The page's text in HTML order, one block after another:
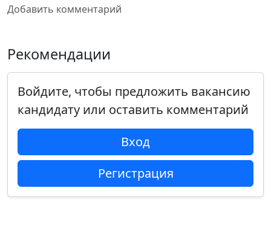
Добавить комментарий
Рекомендации
Войдите, чтобы предложить вакансию
кандидату или оставить комментарий
Вход
Регистрация